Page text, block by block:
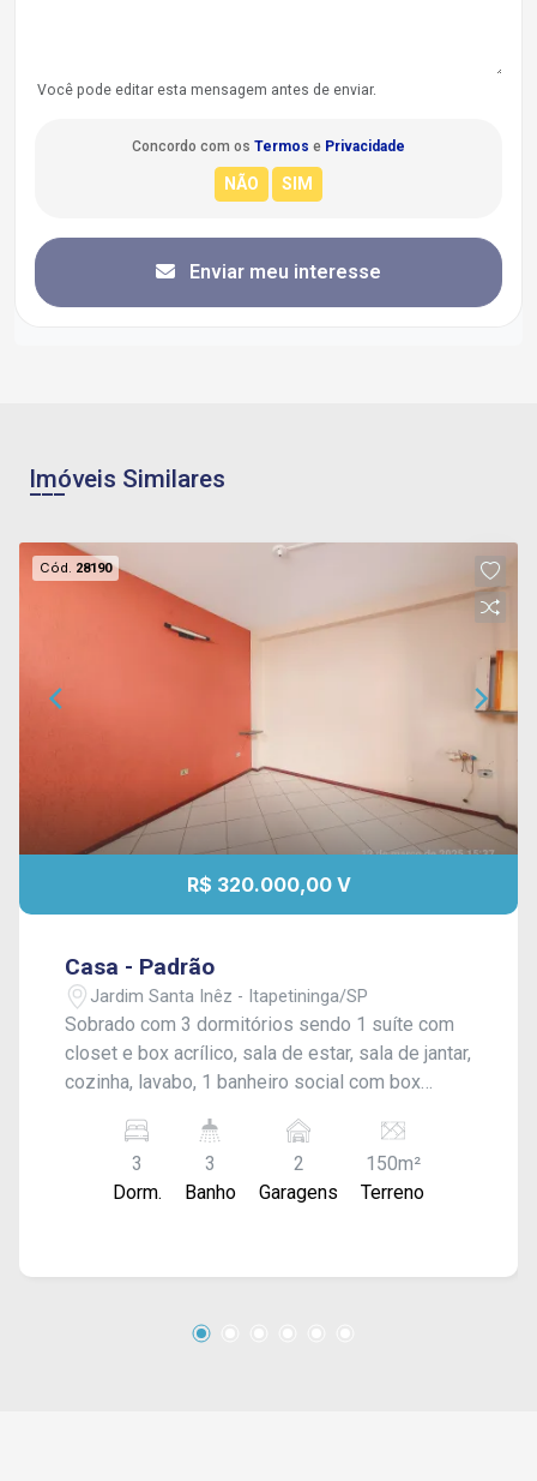
Você pode editar esta mensagem antes de enviar.
Concordo com os Termos e Privacidade
Enviar meu interesse
Imóveis Similares
Cód. 28190
R$ 320.000,00 V
Casa - Padrão
Jardim Santa Inêz - Itapetininga/SP
Sobrado com 3 dormitórios sendo 1 suíte com
closet e box acrílico, sala de estar, sala de jantar,
cozinha, lavabo, 1 banheiro social com box
churrasqueira, quintal e garagem coberta para 2
carros. Acabamento: laje e piso frio.
3
Dorm.
3
Banho
2
Garagens
150m²
Terreno